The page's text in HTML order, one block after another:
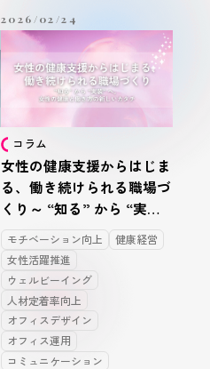
2026/02/24
コラム
女性の健康支援からはじま
る、働き続けられる職場づ
くり～ “知る” から “実装”
へ。女性の健康と働き方の
新しいカタチ ～
モチベーション向上
健康経営
女性活躍推進
ウェルビーイング
人材定着率向上
オフィスデザイン
オフィス運用
コミュニケーション